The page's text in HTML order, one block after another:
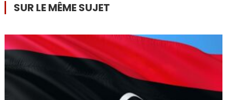
SUR LE MÊME SUJET